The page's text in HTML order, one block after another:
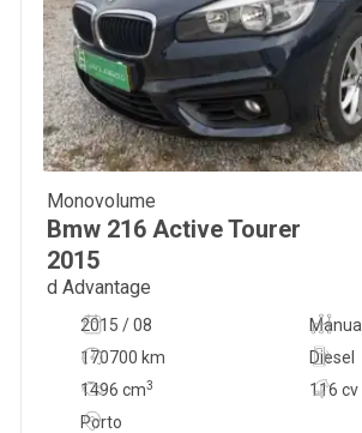
Monovolume
Bmw 216 Active Tourer
2015
d Advantage
2015 / 08
Manual
170700 km
116 cv
Diesel
1496 cm3
Porto